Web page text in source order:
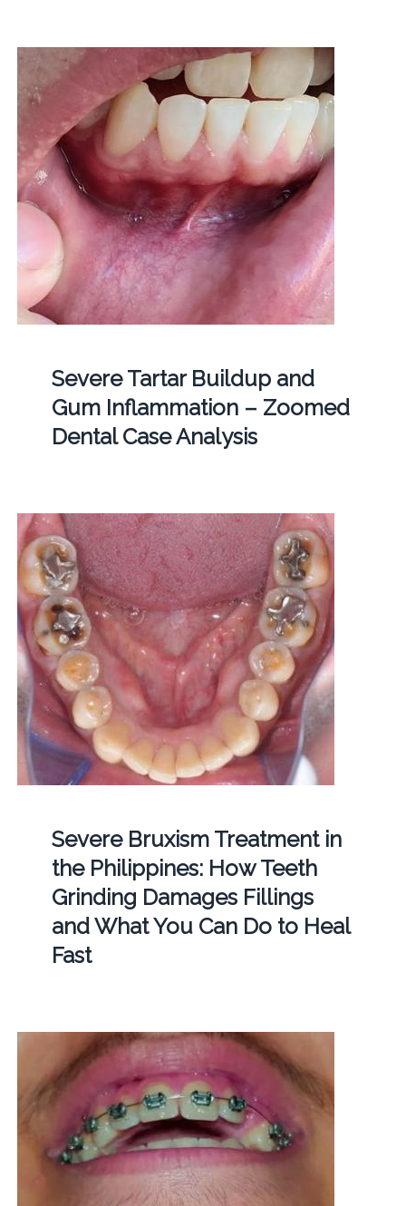
Severe Tartar Buildup and
Gum Inflammation – Zoomed
Dental Case Analysis
Severe Bruxism Treatment in
the Philippines: How Teeth
Grinding Damages Fillings
and What You Can Do to Heal
Fast